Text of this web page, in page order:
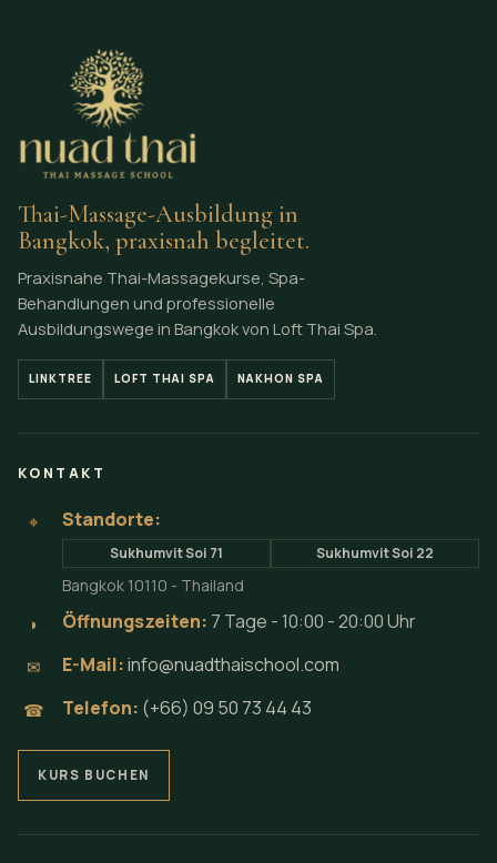
Thai-Massage-Ausbildung in
Bangkok, praxisnah begleitet.
Praxisnahe Thai-Massagekurse, Spa-
Behandlungen und professionelle
Ausbildungswege in Bangkok von Loft Thai Spa.
LINKTREE LOFT THAI SPA NAKHON SPA
KONTAKT
⌖ Standorte:
Sukhumvit Soi 71 Sukhumvit Soi 22
Bangkok 10110 - Thailand
◗ Öffnungszeiten: 7 Tage - 10:00 - 20:00 Uhr
✉ E-Mail:info@nuadthaischool.com
☎ Telefon: (+66) 09 50 73 44 43
KURS BUCHEN